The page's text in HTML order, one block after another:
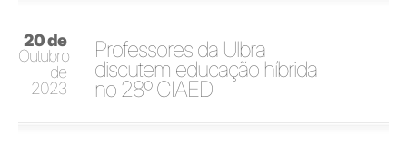
20 de
Outubro
de
2023
Professores da Ulbra
discutem educação híbrida
no 28º CIAED